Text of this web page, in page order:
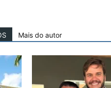
Mais do autor